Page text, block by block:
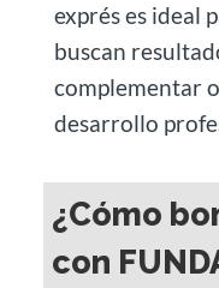
exprés es ideal
buscan
complementar
desarrollo
¿Cómo
con